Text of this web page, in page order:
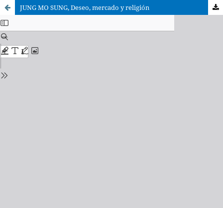
JUNG MO SUNG, Deseo, mercado y religión